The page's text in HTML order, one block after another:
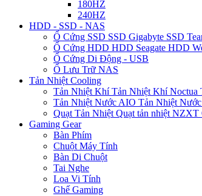
180HZ
240HZ
HDD - SSD - NAS
Ổ Cứng SSD SSD Gigabyte SSD
Ổ Cứng HDD HDD Seagate HDD
Ổ Cứng Di Động - USB
Ổ Lưu Trữ NAS
Tản Nhiệt Cooling
Tản Nhiệt KhíTản Nhiệt Khí Noctua
Tản Nhiệt Nước AIO Tản Nhiệt
Quạt Tản Nhiệt Quạt tản nhiệt NZXT
Gaming Gear
Bàn Phím
Chuột Máy Tính
Bàn Di Chuột
Tai Nghe
Loa Vi Tính
Ghế Gaming